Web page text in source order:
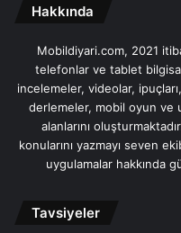
Hakkında
Mobildiyari.com, 2021
telefonlar ve tablet
incelemeler, videolar,
derlemeler, mobil oyun ve
alanlarını
konularını yazmayı seven
uygulamalar hakkında
Tavsiyeler